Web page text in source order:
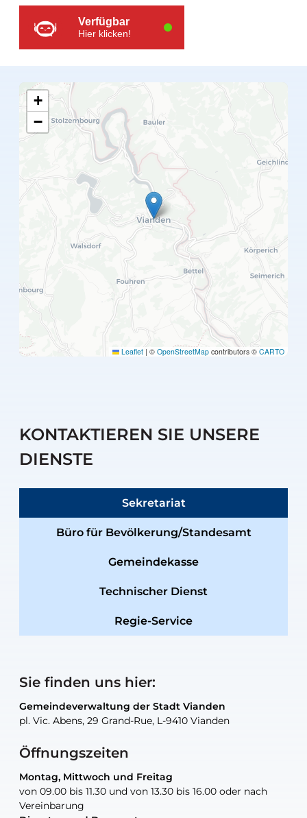
Verfügbar
Hier klicken!
+
−
Leaflet | © OpenStreetMap contributors © CARTO
KONTAKTIEREN SIE UNSERE
DIENSTE
Sekretariat
Büro für Bevölkerung/Standesamt
Gemeindekasse
Technischer Dienst
Regie-Service
Sie finden uns hier:
Gemeindeverwaltung der Stadt Vianden
pl. Vic. Abens, 29 Grand-Rue, L-9410 Vianden
Öffnungszeiten
Montag, Mittwoch und Freitag
von 09.00 bis 11.30 und von 13.30 bis 16.00 oder nach
Vereinbarung
Gemeindeverwaltung der Stadt Vianden
pl. Vic. Abens, 29 Grand-Rue, L-9410 Vianden
Montag, Mittwoch und Freitag
von 09.00 bis 11.30 und von 13.30 bis 16.00 oder nach
Vereinbarung
Gemeindeverwaltung der Stadt Vianden
pl. Vic. Abens, 29 Grand-Rue, L-9410 Vianden
nur nach Vereinbarung
Gemeindeverwaltung der Stadt Vianden
pl. Vic. Abens, 29 Grand-Rue, L-9410 Vianden
nur nach Vereinbarung
Gemeindewerkstatt der Stadt Vianden
30, rue Neugarten, L-9422 Vianden
nur nach Vereinbarung